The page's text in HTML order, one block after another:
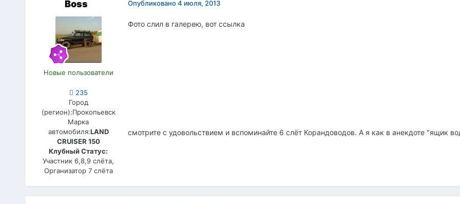
Boss
Новые пользователи
235
Город
(регион):Прокопьевск
Марка
автомобиля:LAND
CRUISER 150
Клубный Статус:
Участник 6,8,9 слёта,
Организатор 7 слёта
Опубликовано4 июля, 2013
Фото слил в галерею, вот ссылка
смотрите с удовольствием и вспоминайте 6 слёт Корандоводов. А я как в анекдоте "ящик